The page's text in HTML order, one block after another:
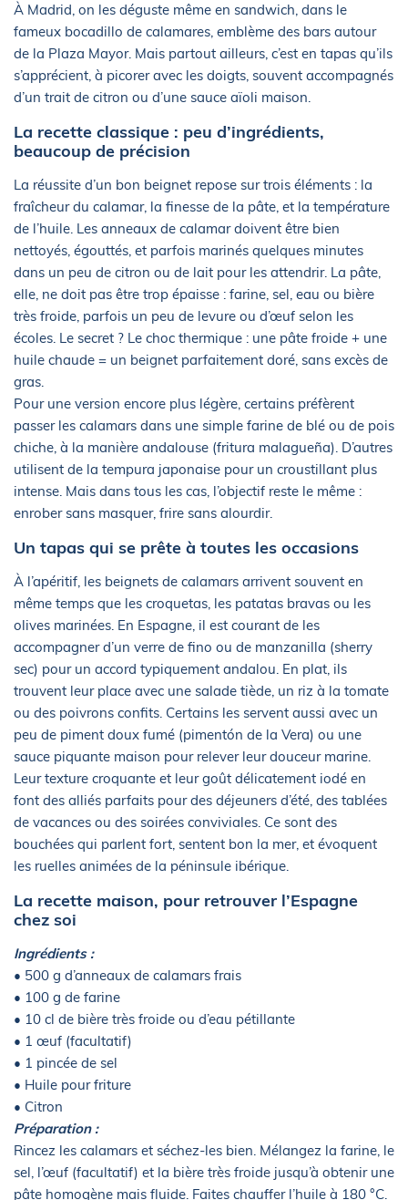
À Madrid, on les déguste même en sandwich, dans le
fameux bocadillo de calamares, emblème des bars autour
de la Plaza Mayor. Mais partout ailleurs, c’est en tapas qu’ils
s’apprécient, à picorer avec les doigts, souvent accompagnés
d’un trait de citron ou d’une sauce aïoli maison.
La recette classique : peu d’ingrédients,
beaucoup de précision
La réussite d’un bon beignet repose sur trois éléments : la
fraîcheur du calamar, la finesse de la pâte, et la température
de l’huile. Les anneaux de calamar doivent être bien
nettoyés, égouttés, et parfois marinés quelques minutes
dans un peu de citron ou de lait pour les attendrir. La pâte,
elle, ne doit pas être trop épaisse : farine, sel, eau ou bière
très froide, parfois un peu de levure ou d’œuf selon les
écoles. Le secret ? Le choc thermique : une pâte froide + une
huile chaude = un beignet parfaitement doré, sans excès de
gras.
Pour une version encore plus légère, certains préfèrent
passer les calamars dans une simple farine de blé ou de pois
chiche, à la manière andalouse (fritura malagueña). D’autres
utilisent de la tempura japonaise pour un croustillant plus
intense. Mais dans tous les cas, l’objectif reste le même :
enrober sans masquer, frire sans alourdir.
Un tapas qui se prête à toutes les occasions
À l’apéritif, les beignets de calamars arrivent souvent en
même temps que les croquetas, les patatas bravas ou les
olives marinées. En Espagne, il est courant de les
accompagner d’un verre de fino ou de manzanilla (sherry
sec) pour un accord typiquement andalou. En plat, ils
trouvent leur place avec une salade tiède, un riz à la tomate
ou des poivrons confits. Certains les servent aussi avec un
peu de piment doux fumé (pimentón de la Vera) ou une
sauce piquante maison pour relever leur douceur marine.
Leur texture croquante et leur goût délicatement iodé en
font des alliés parfaits pour des déjeuners d’été, des tablées
de vacances ou des soirées conviviales. Ce sont des
bouchées qui parlent fort, sentent bon la mer, et évoquent
les ruelles animées de la péninsule ibérique.
La recette maison, pour retrouver l’Espagne
chez soi
Ingrédients :
• 500 g d’anneaux de calamars frais
• 100 g de farine
• 10 cl de bière très froide ou d’eau pétillante
• 1 œuf (facultatif)
• 1 pincée de sel
• Huile pour friture
• Citron
Préparation :
Rincez les calamars et séchez-les bien. Mélangez la farine, le
sel, l’œuf (facultatif) et la bière très froide jusqu’à obtenir une
pâte homogène mais fluide. Faites chauffer l’huile à 180 °C.